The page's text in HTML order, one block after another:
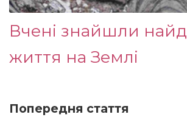
Вчені знайшли
життя на Землі
Попередня стаття